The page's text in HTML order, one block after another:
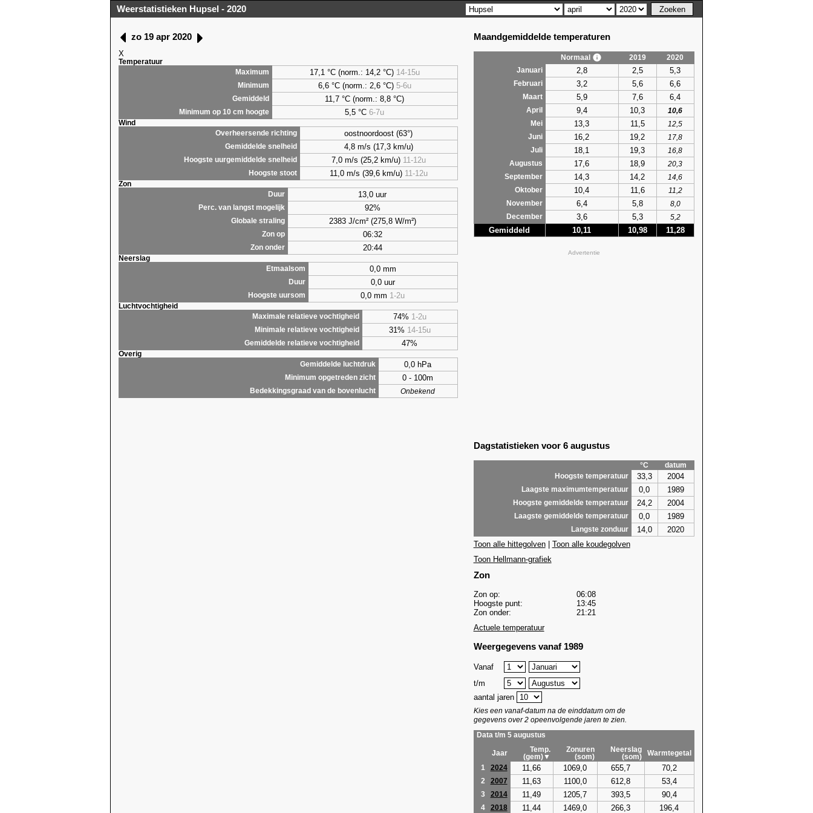
Weerstatistieken Hupsel - 2020
zo 19 apr 2020
X
Temperatuur
Maximum
17,1 °C (norm.: 14,2 °C) 14-15u
Minimum 6,6°C (norm.: 2,6 °C) 5-6u
Gemiddeld 11,7 °C (norm.: 8,8 °C)
Minimum op 10 cm hoogte 5,5 °C6-7u
Wind
Overheersende richting
oostnoordoost (63°)
Gemiddelde snelheid 4,8 m/s (17,3 km/u)
Hoogste uurgemiddelde snelheid 7,0 m/s (25,2 km/u) 11-12u
Hoogste stoot 11,0 m/s (39,6 km/u) 11-12u
Zon
Duur
13,0 uur
Perc. van langst mogelijk 92%
Globale straling 2383 J/cm² (275,8 W/m²)
Zon op 06:32
Zon onder 20:44
Neerslag
Etmaalsom
0,0 mm
Duur 0,0 uur
Hoogste uursom 0,0 mm 1-2u
Luchtvochtigheid
Maximale relatieve vochtigheid
74% 1-2u
Minimale relatieve vochtigheid 31% 14-15u
Gemiddelde relatieve vochtigheid 47%
Overig
Gemiddelde luchtdruk
0,0 hPa
Minimum opgetreden zicht 0 - 100m
Bedekkingsgraad van de bovenlucht Onbekend
Maandgemiddelde temperaturen
Normaal 2019
2020
Januari
2,8 2,5 5,3
Februari 3,2 5,6 6,6
Maart 5,9 7,6 6,4
April 9,4 10,3
10,6
Mei
13,3 11,5
12,5
Juni
16,2 19,2
17,8
Juli
18,1 19,3
16,8
Augustus
17,6 18,9
20,3
September
14,3 14,2
14,6
Oktober
10,4 11,6
11,2
November
6,4 5,8
8,0
December
3,6 5,3 5,2
Gemiddeld 10,11 10,98 11,28
Advertentie
Dagstatistieken voor 6 augustus
°C
datum
Hoogste temperatuur
33,3 2004
Laagste maximumtemperatuur 0,0 1989
Hoogste gemiddelde temperatuur 24,2 2004
Laagste gemiddelde temperatuur 0,0 1989
Langste zonduur 14,0
2020
Toon alle hittegolven| Toon alle koudegolven
Toon Hellmann-grafiek
Zon
Zon op:
06:08
Hoogste punt:
13:45
Zon onder:
21:21
Actuele temperatuur
Weergegevens vanaf 1989
Vanaf
t/m
aantal jaren
Kies een vanaf-datum na de einddatum om de
gegevens over 2 opeenvolgende jaren te zien.
Data t/m 5 augustus
Jaar
Temp.
(gem)▼
Zonuren
(som)
Neerslag
(som)
Warmtegetal
1
2024 11,66 1069,0 655,7 70,2
2 2007 11,63 1100,0 612,8 53,4
3 2014 11,49 1205,7 393,5 90,4
4 2018 11,44 1469,0 266,3 196,4